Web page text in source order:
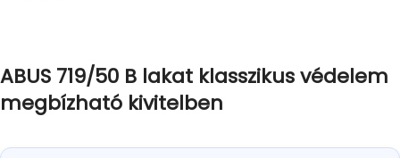
ABUS 719/50 B lakat klasszikus védelem
megbízható kivitelben